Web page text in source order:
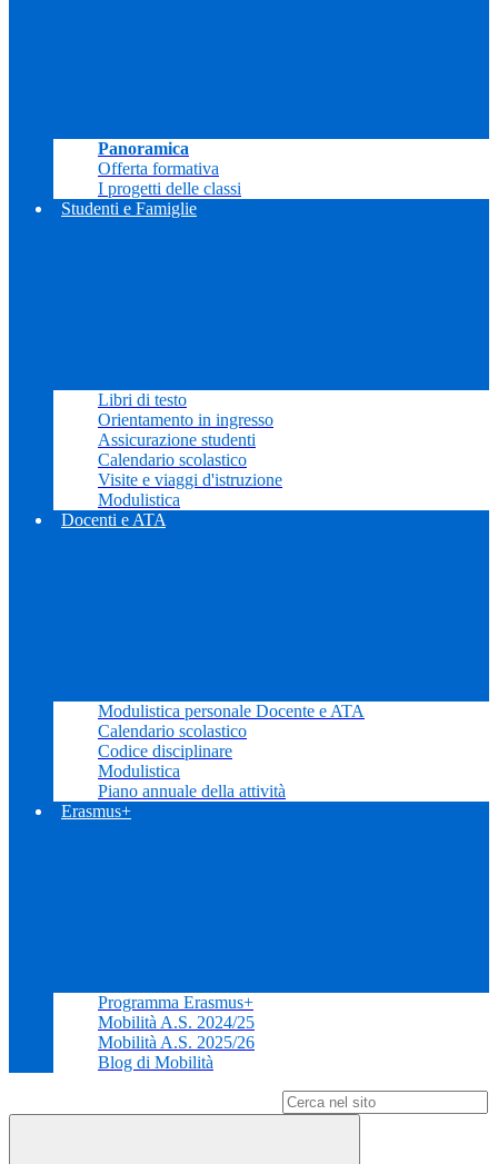
Panoramica
Offerta formativa
I progetti delle classi
Studenti e Famiglie
Libri di testo
Orientamento in ingresso
Assicurazione studenti
Calendario scolastico
Visite e viaggi d'istruzione
Modulistica
Docenti e ATA
Modulistica personale Docente e ATA
Calendario scolastico
Codice disciplinare
Modulistica
Piano annuale della attività
Erasmus+
Programma Erasmus+
Mobilità A.S. 2024/25
Mobilità A.S. 2025/26
Blog di Mobilità